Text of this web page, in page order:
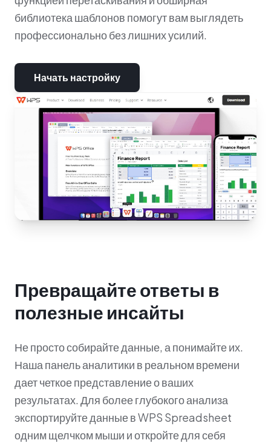
библиотека шаблонов помогут вам выглядеть
профессионально без лишних усилий.
Начать настройку
Превращайте ответы в
полезные инсайты
Не просто собирайте данные, а понимайте их.
Наша панель аналитики в реальном времени
дает четкое представление о ваших
результатах. Для более глубокого анализа
экспортируйте данные в WPS Spreadsheet
одним щелчком мыши и откройте для себя